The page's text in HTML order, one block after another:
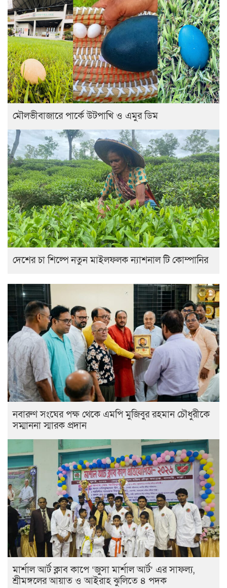
মৌলভীবাজারে পার্কে উটপাখি ও এমুর ডিম
দেশের চা শিল্পে নতুন মাইলফলক ন্যাশনাল টি কোম্পানির
নবারুণ সংঘের পক্ষ থেকে এমপি মুজিবুর রহমান চৌধুরীকে
সম্মাননা স্মারক প্রদান
মার্শাল আর্ট ক্লাব কাপে ‘জুসা মার্শাল আর্ট’ এর সাফল্য,
শ্রীমঙ্গলের আয়াত ও আইরাহ ঝুলিতে ৪ পদক